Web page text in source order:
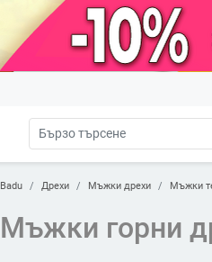
Badu Дрехи Мъжки дрехи Мъжки
Мъжки горни